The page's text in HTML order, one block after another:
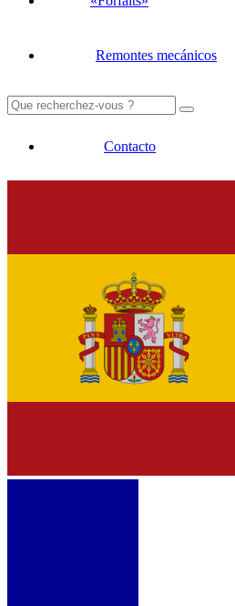
Remontes mecánicos
Buscar:
Contacto